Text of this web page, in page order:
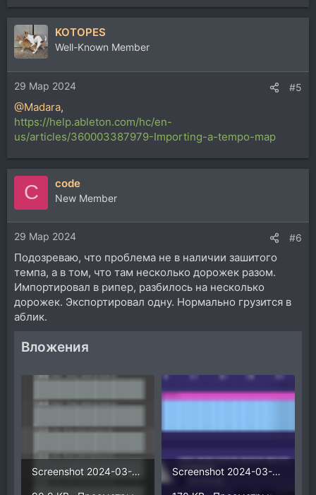
через импорт.
KOTOPES
Well-Known Member
29 Мар 2024 #5
@Madara,
https://help.ableton.com/hc/en-
us/articles/360003387979-Importing-a-tempo-map
C code
New Member
29 Мар 2024 #6
Подозреваю, что проблема не в наличии зашитого
темпа, а в том, что там несколько дорожек разом.
Импортировал в рипер, разбилось на несколько
дорожек. Экспортировал одну. Нормально грузится в
аблик.
Вложения
Screenshot 2024-03-29 at 22.25.41.png Screenshot 2024-03-29 at 22.25.31.png